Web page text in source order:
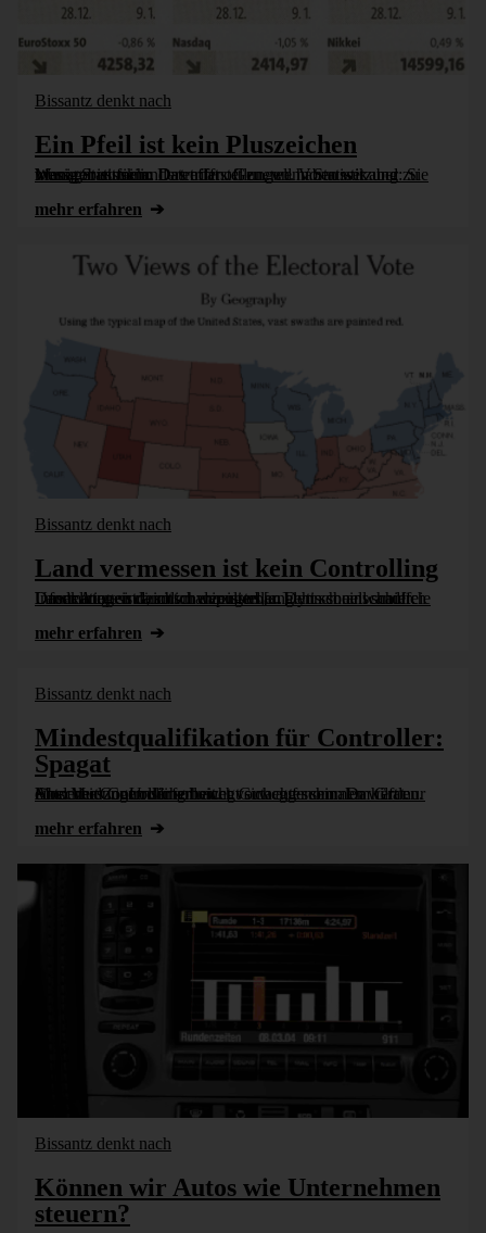
Bissantz denkt nach
Ein Pfeil ist kein Pluszeichen
Weniger ist mehr. Das trifft oft zu, wenn Statistik und Manager aufeinandertreffen. Generell haben wir aber zu wenig Statistik in Datendarstellungen. Voraussetzung: Sie muss robust sein.
mehr erfahren
Bissantz denkt nach
Land vermessen ist kein Controlling
Informationen räumlich darzustellen geht schnell schief. Unser Auge ist leicht manipulierbar. Denn so anschaulich Landkarten sind, so schwer ist es, analytisch einwandfreie Darstellungen damit zu erzeugen [...]
mehr erfahren
Bissantz denkt nach
Mindestqualifikation für Controller:
Spagat
Modernes Controlling bewegt sich auf schmalem Grat. Entscheidungen dürfen nicht vorweggenommen werden. Aber der Controller soll auch Gutachter sein. Da hilft nur eins: Mut zur Unsicherheit.
mehr erfahren
Bissantz denkt nach
Können wir Autos wie Unternehmen
steuern?